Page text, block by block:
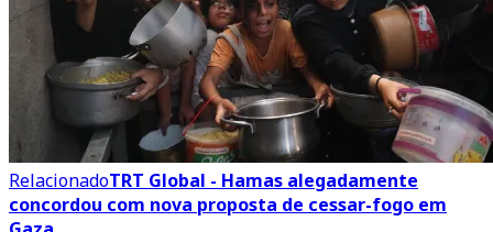
RelacionadoTRT Global - Hamas alegadamente
concordou com nova proposta de cessar-fogo em